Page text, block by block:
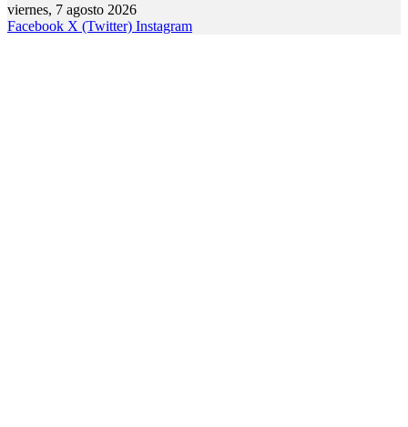
viernes, 7 agosto 2026
Facebook X (Twitter) Instagram